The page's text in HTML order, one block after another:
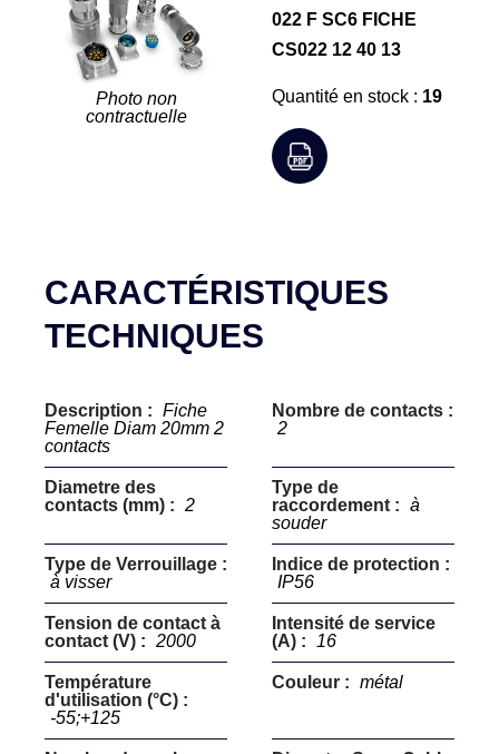
Photo non
contractuelle
022 F SC6 FICHE
CS022 12 40 13
Quantité en stock : 19
CARACTÉRISTIQUES
TECHNIQUES
Description : Fiche
Femelle Diam 20mm 2
contacts
Nombre de contacts :
2
Diametre des
contacts (mm) : 2
Type de
raccordement : à
souder
Type de Verrouillage :
à visser
Indice de protection :
IP56
Tension de contact à
contact (V) : 2000
Intensité de service
(A) :
16
Température
d'utilisation (°C) :
-55;+125
Couleur : métal